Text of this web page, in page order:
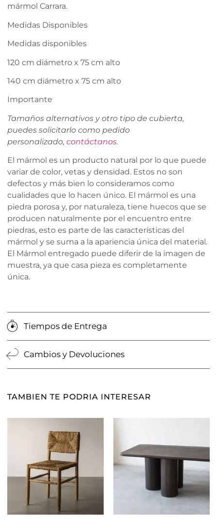
mármol Carrara.
Medidas Disponibles
Medidas disponibles
120 cm diámetro x 75 cm alto
140 cm diámetro x 75 cm alto
Importante
Tamaños alternativos y otro tipo de cubierta,
puedes solicitarlo como pedido
personalizado, contáctanos.
El mármol es un producto natural por lo que puede
variar de color, vetas y densidad. Estos no son
defectos y más bien lo consideramos como
cualidades que lo hacen único. El mármol es una
piedra porosa y, por naturaleza, tiene huecos que se
producen naturalmente por el encuentro entre
piedras, esto es parte de las características del
mármol y se suma a la apariencia única del material.
El Mármol entregado puede diferir de la imagen de
muestra, ya que casa pieza es completamente
única.
Tiempos de Entrega
Cambios y Devoluciones
TAMBIEN TE PODRIA INTERESAR